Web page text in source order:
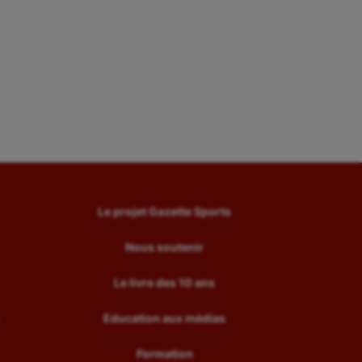
Le projet Gazette Sports
Nous soutenir
Le livre des 10 ans
Education aux médias
Formation